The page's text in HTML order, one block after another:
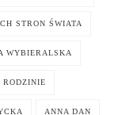
STRON ŚWIATA
WYBIERALSKA
RODZINIE
ANNA DAN